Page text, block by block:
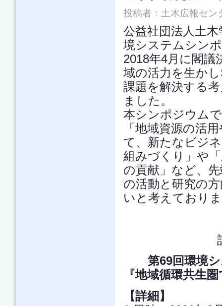
投稿者： 土木広報セン
公益社団法人土
境システムシン
2018年4月に閣議
域の活力を生か
課題を解決する
ました。
本シンポジウム
「地域資源の活
て、新たなビジ
組みづくり」や
の貢献」など、
の活動と研究の
いと考えており
第69回環境シ
『地域循環共生
【詳細】